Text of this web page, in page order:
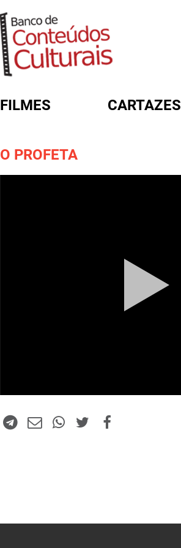
FILMES CARTAZES
O PROFETA